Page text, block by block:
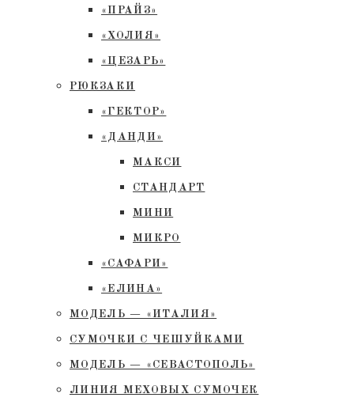
«ПРАЙЗ»
«ХОЛИЯ»
«ЦЕЗАРЬ»
РЮКЗАКИ
«ГЕКТОР»
«ДАНДИ»
МАКСИ
СТАНДАРТ
МИНИ
МИКРО
«САФАРИ»
«ЕЛИНА»
МОДЕЛЬ — «ИТАЛИЯ»
СУМОЧКИ С ЧЕШУЙКАМИ
МОДЕЛЬ — «СЕВАСТОПОЛЬ»
ЛИНИЯ МЕХОВЫХ СУМОЧЕК